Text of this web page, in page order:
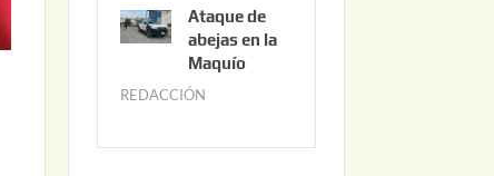
0
2
6
n
i
Ataque de
abejas en la
Maquío
REDACCIÓN
y